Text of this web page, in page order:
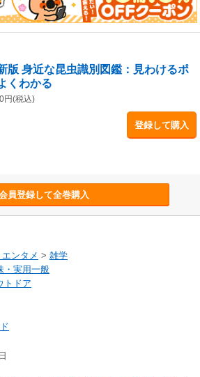
察会や昆虫観察、旅行などにピッタリの図鑑
版 身近な昆虫識別図鑑：見わけるポ
くわかる
円(税込)
登録して購入
員登録して全巻購入
ンタメ > 雑学
・実用一般
トドア